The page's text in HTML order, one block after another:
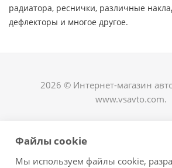
радиатора, реснички, различные
дефлекторы и многое другое. ​
2026 © Интернет-магазин
www.vsavto.com.
+7 (8482) 622-122
Файлы cookie
Мы используем файлы cookie,